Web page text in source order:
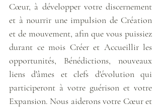
Cœur, à développer votre discernement
et à nourrir une impulsion de Création
et de mouvement, afin que vous puissiez
durant ce mois Créer et Accueillir les
opportunités, Bénédictions, nouveaux
liens d'âmes et clefs d'évolution qui
participeront à votre guérison et votre
Expansion. Nous aiderons votre Cœur et